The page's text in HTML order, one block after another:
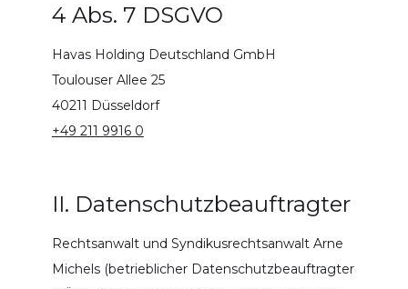
4 Abs. 7 DSGVO
Havas Holding Deutschland GmbH
Toulouser Allee 25
40211 Düsseldorf
+49 211 9916 0
II. Datenschutzbeauftragter
Rechtsanwalt und Syndikusrechtsanwalt Arne
Michels (betrieblicher Datenschutzbeauftragter